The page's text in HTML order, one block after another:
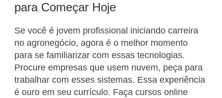
para Começar Hoje
Se você é jovem profissional iniciando carreira
no agronegócio, agora é o melhor momento
para se familiarizar com essas tecnologias.
Procure empresas que usem nuvem, peça para
trabalhar com esses sistemas. Essa experiência
é ouro em seu currículo. Faça cursos online